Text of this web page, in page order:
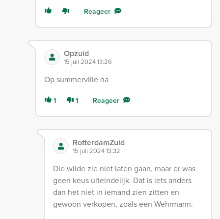
Reageer
Opzuid
15 juli 2024 13:26
Op summerville na
1 1 Reageer
RotterdamZuid
15 juli 2024 13:32
Die wilde zie niet laten gaan, maar er was
geen keus uiteindelijk. Dat is iets anders
dan het niet in iemand zien zitten en
gewoon verkopen, zoals een Wehrmann.